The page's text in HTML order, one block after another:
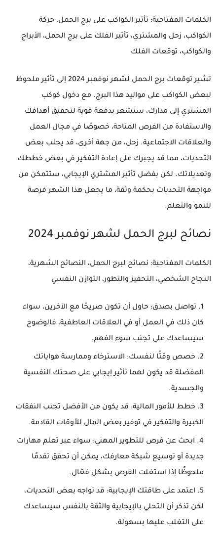
الكلمات المفتاحية: تأثير الكواكب على برج الحمل، حركة
الكواكب، زحل والمشتري، تأثير الفلك على برج الحمل، الأبراج
والكواكب، توقعات الفلك
تشير توقعات برج الحمل لشهر نوفمبر 2024 إلى تأثير ملحوظ
لبعض الكواكب على مواليد هذا البرج. مع دخول كوكب
المشتري إلى مدارك، ستشعر بدفعة قوية لتحقيق أهدافك
والاستفادة من الفرص المتاحة، خصوصًا في مجال العمل
والعلاقات الاجتماعية. زحل، من جهة أخرى، قد يجلب بعض
التحديات، مما قد يجبرك على إعادة التفكير في بعض خططك
وتعديلاتك. لكن بفضل تأثير المشتري الإيجابي، ستتمكن من
مواجهة التحديات بحكمة وثقة، ما يجعل هذا الشهر فرصة
للنمو والتعلم.
نصائح لبرج الحمل لشهر نوفمبر 2024
الكلمات المفتاحية: نصائح لبرج الحمل، النصائح الشهرية،
النجاح الشخصي، التحفيز والتطور، التوازن النفسي
تواصل بصدق: حاول أن تكون صريحًا مع الآخرين، سواء
كان ذلك في العمل أو في العلاقات العاطفية، فالوضوح
سيساعدك على تجنب سوء الفهم.
خصص وقتًا لنفسك: الاسترخاء وممارسة هواياتك
المفضلة قد يكون لهما تأثير إيجابي على صحتك النفسية
والجسدية.
خطط للأمور المالية: قد يكون من الأفضل تجنب النفقات
الكبيرة والتفكير في توفير بعض المال للأوقات القادمة.
ابحث عن فرص للتطوير المهني: سواء عبر تعلم مهارات
جديدة أو توسيع شبكة معارفك، يمكن أن تحقق تقدمًا
ملحوظًا إذا استغلت الفرص بشكل فعّال.
اعتمد على طاقتك الإيجابية: قد تواجه بعض التحديات،
لكن تذكر أن التحلي بالإيجابية والثقة بالنفس سيساعدك
على التغلب عليها بسهولة.